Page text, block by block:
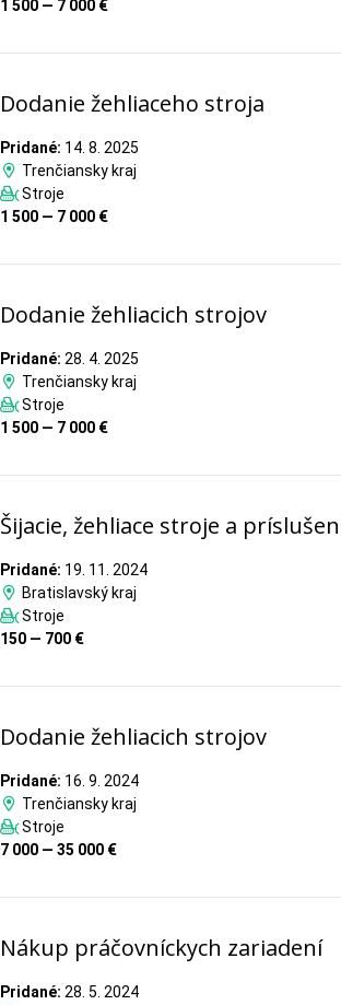
1 500 — 7 000 €
Dodanie žehliaceho stroja
Pridané: 14. 8. 2025
Trenčiansky kraj
Stroje
1 500 — 7 000 €
Dodanie žehliacich strojov
Pridané: 28. 4. 2025
Trenčiansky kraj
Stroje
1 500 — 7 000 €
Šijacie, žehliace stroje a
Pridané: 19. 11. 2024
Bratislavský kraj
Stroje
150 — 700 €
Dodanie žehliacich strojov
Pridané: 16. 9. 2024
Trenčiansky kraj
Stroje
7 000 — 35 000 €
Nákup práčovníckych zariadení
Pridané: 28. 5. 2024